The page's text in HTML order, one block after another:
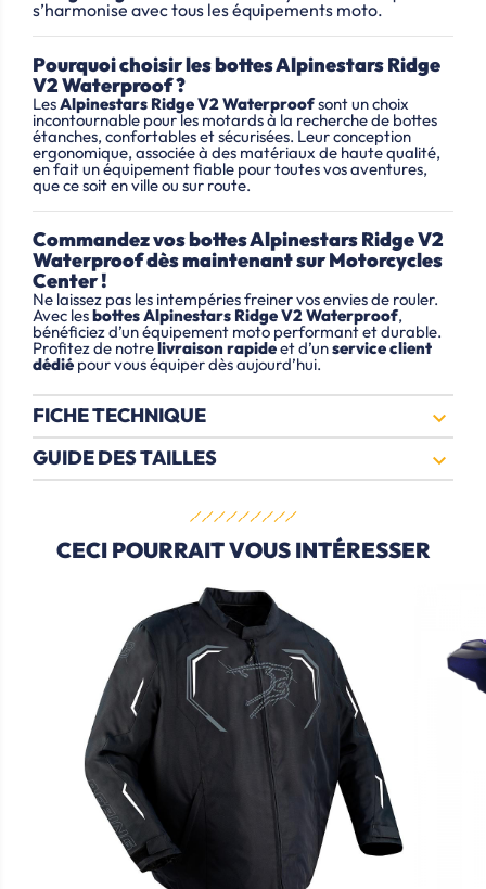
s’harmonise avec tous les équipements moto.
Pourquoi choisir les bottes Alpinestars Ridge
V2 Waterproof ?
LesAlpinestars Ridge V2 Waterproofsont un choix
incontournable pour les motards à la recherche de bottes
étanches, confortables et sécurisées. Leur conception
ergonomique, associée à des matériaux de haute qualité,
en fait un équipement fiable pour toutes vos aventures,
que ce soit en ville ou sur route.
Commandez vos bottes Alpinestars Ridge V2
Waterproof dès maintenant sur Motorcycles
Center !
Ne laissez pas les intempéries freiner vos envies de rouler.
Avec lesbottes Alpinestars Ridge V2 Waterproof,
bénéficiez d’un équipement moto performant et durable.
Profitez de notrelivraison rapideet d’unservice client
dédié pour vous équiper dès aujourd’hui.
FICHE TECHNIQUE 
GUIDE DES TAILLES 
CECI POURRAIT VOUS INTÉRESSER